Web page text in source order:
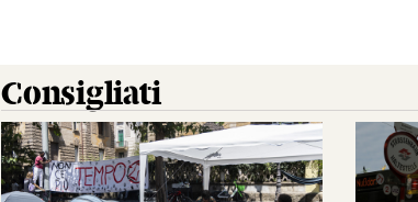
Consigliati